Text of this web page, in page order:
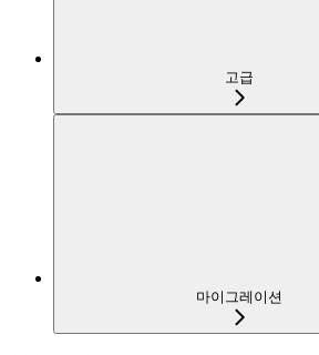
고급
마이그레이션